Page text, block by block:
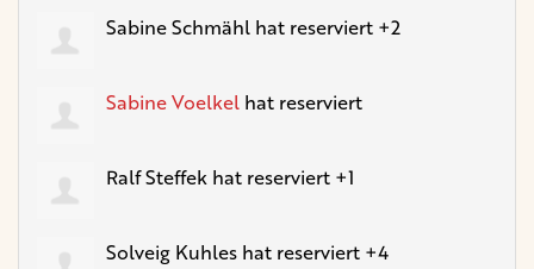
Sabine Schmähl hat reserviert +2
Sabine Voelkel hat reserviert
Ralf Steffek hat reserviert +1
Solveig Kuhles hat reserviert +4